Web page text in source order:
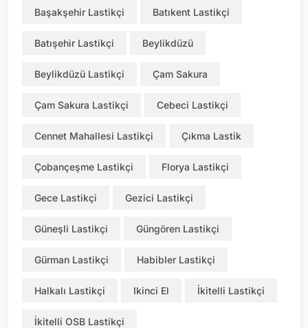
Başakşehir Lastikçi Batıkent Lastikçi
Batışehir Lastikçi Beylikdüzü
Beylikdüzü Lastikçi Çam Sakura
Çam Sakura Lastikçi Cebeci Lastikçi
Cennet Mahallesi Lastikçi Çıkma Lastik
Çobançeşme Lastikçi Florya Lastikçi
Gece Lastikçi Gezici Lastikçi
Güneşli Lastikçi Güngören Lastikçi
Gürman Lastikçi Habibler Lastikçi
Halkalı Lastikçi Ikinci El İkitelli Lastikçi
İkitelli OSB Lastikçi